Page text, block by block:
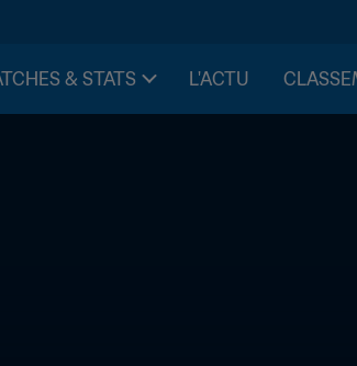
& STATS L'ACTU